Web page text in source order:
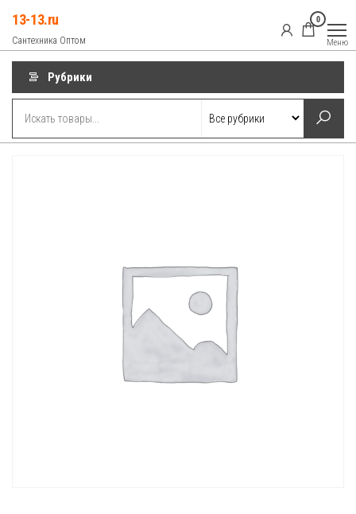
содержимому
13-13.ru
Сантехника Оптом
0
Меню
Рубрики